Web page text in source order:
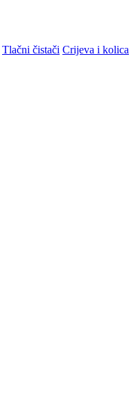
Tlačni čistači Crijeva i kolica